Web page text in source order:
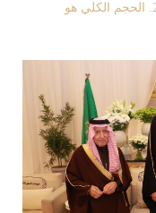
. الحجم الكلي هو